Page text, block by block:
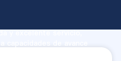
y excelente servicio,